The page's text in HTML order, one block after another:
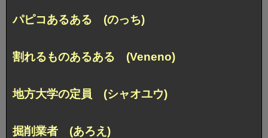
パピコあるある (のっち)
割れるものあるある (Veneno)
地方大学の定員 (シャオユウ)
掘削業者 (あろえ)